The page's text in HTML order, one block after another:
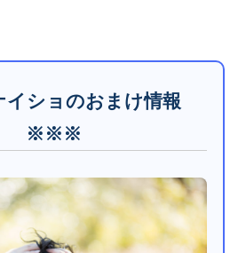
ショのおまけ情報
※※※